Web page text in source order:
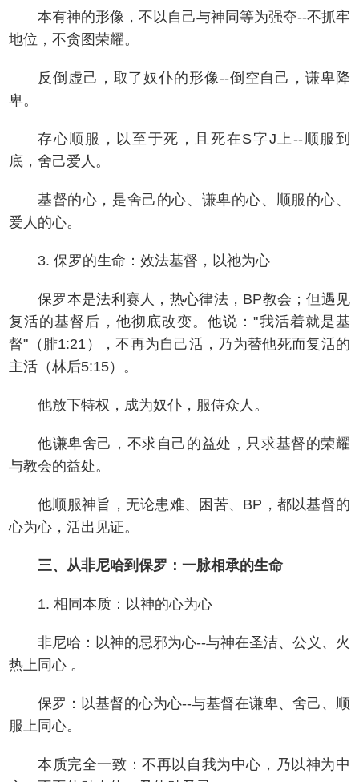
本有神的形像，不以自己与神同等为强夺--不抓牢
地位，不贪图荣耀。
反倒虚己，取了奴仆的形像--倒空自己，谦卑降
卑。
存心顺服，以至于死，且死在S字J上--顺服到
底，舍己爱人。
基督的心，是舍己的心、谦卑的心、顺服的心、
爱人的心。
3. 保罗的生命：效法基督，以祂为心
保罗本是法利赛人，热心律法，BP教会；但遇见
复活的基督后，他彻底改变。他说："我活着就是基
督"（腓1:21），不再为自己活，乃为替他死而复活的
主活（林后5:15）。
他放下特权，成为奴仆，服侍众人。
他谦卑舍己，不求自己的益处，只求基督的荣耀
与教会的益处。
他顺服神旨，无论患难、困苦、BP，都以基督的
心为心，活出见证。
三、从非尼哈到保罗：一脉相承的生命
1. 相同本质：以神的心为心
非尼哈：以神的忌邪为心--与神在圣洁、公义、火
热上同心 。
保罗：以基督的心为心--与基督在谦卑、舍己、顺
服上同心。
本质完全一致：不再以自我为中心，乃以神为中